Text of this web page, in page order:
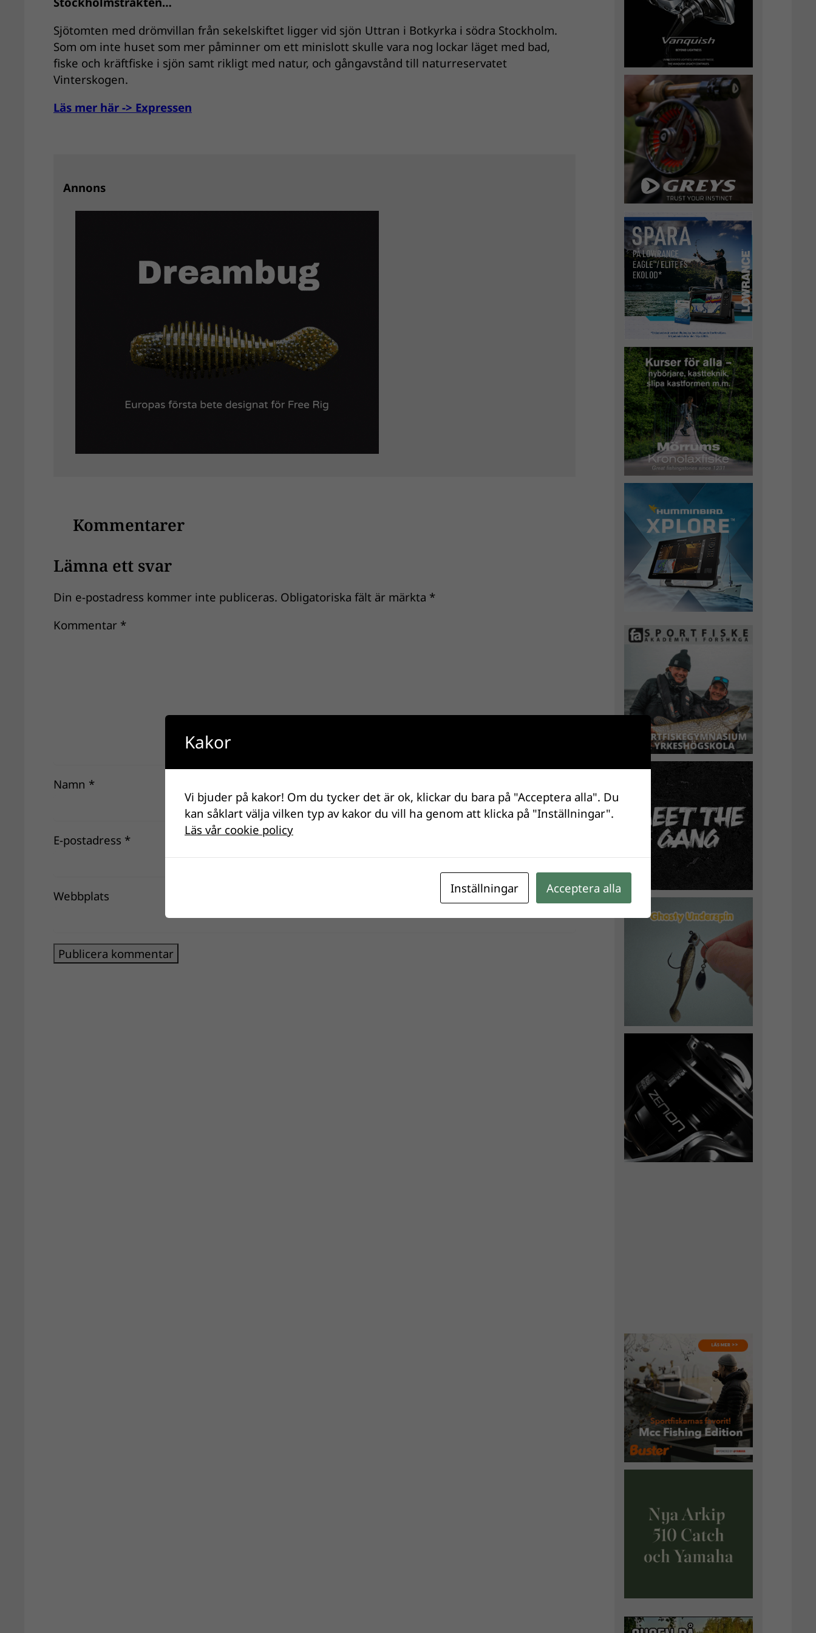
Sjötomten med drömvillan från sekelskiftet ligger vid sjön Uttran i Botkyrka i södra Stockholm.
Som om inte huset som mer påminner om ett minislott skulle vara nog lockar läget med bad,
fiske och kräftfiske i sjön samt rikligt med natur, och gångavstånd till naturreservatet
Vinterskogen.
Läs mer här -> Expressen
Annons
Kommentarer
Lämna ett svar
Din e-postadress kommer inte publiceras. Obligatoriska fält är märkta *
Kommentar *
Namn *
E-postadress *
Webbplats
Kakor
Vi bjuder på kakor! Om du tycker det är ok, klickar du bara på "Acceptera alla". Du
kan såklart välja vilken typ av kakor du vill ha genom att klicka på "Inställningar".
Läs vår cookie policy
Inställningar Acceptera alla